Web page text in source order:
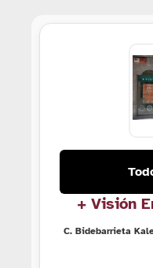
+ Visión
C. Bidebarrieta